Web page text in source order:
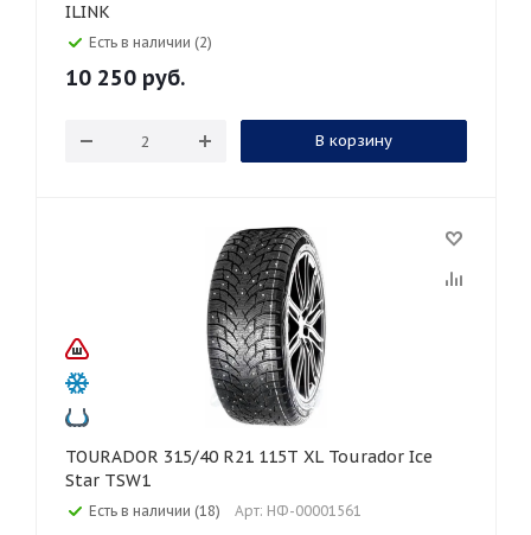
ILINK
Есть в наличии (2)
10 250 руб.
В корзину
TOURADOR 315/40 R21 115T XL Tourador Ice
Star TSW1
Есть в наличии (18) Арт: НФ-00001561